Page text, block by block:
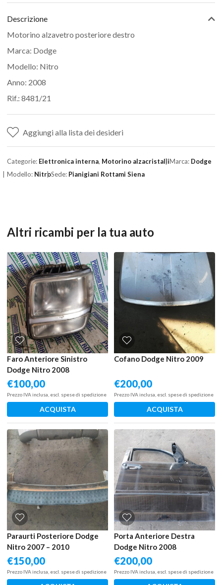
Descrizione
Motorino alzavetro posteriore destro
Marca: Dodge
Modello: Nitro
Anno: 2008
Rif.: 8481/21
Aggiungi alla lista dei desideri
Categorie: Elettronica interna, Motorino alzacristalliMarca: Dodge
Modello: NitroSede: Pianigiani Rottami Siena
Altri ricambi per la tua auto
Faro Anteriore Sinistro
Dodge Nitro 2008
€100,00
Prezzo IVA inclusa, escl. spese di spedizione
ACQUISTA
Cofano Dodge Nitro 2009
€200,00
Prezzo IVA inclusa, escl. spese di spedizione
ACQUISTA
Paraurti Posteriore Dodge
Nitro 2007 – 2010
€150,00
Prezzo IVA inclusa, escl. spese di spedizione
Porta Anteriore Destra
Dodge Nitro 2008
€200,00
Prezzo IVA inclusa, escl. spese di spedizione